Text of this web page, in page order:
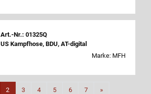
Art.-Nr.: 01325Q
US Kampfhose, BDU, AT-digital
Marke: MFH
2 3 4 5 6 7 »Weiter